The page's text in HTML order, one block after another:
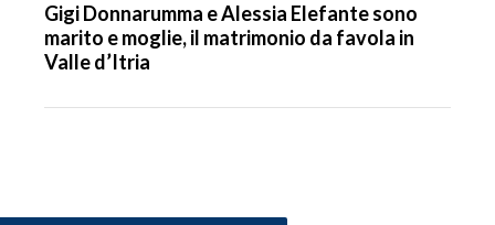
Gigi Donnarumma e Alessia Elefante sono
marito e moglie, il matrimonio da favola in
Valle d’Itria